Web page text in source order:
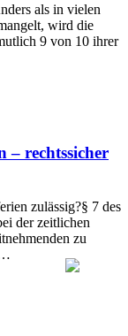
als in vielen
wird die
9 von 10 ihrer
– rechtssicher
zulässig?§ 7 des
der zeitlichen
zu
…